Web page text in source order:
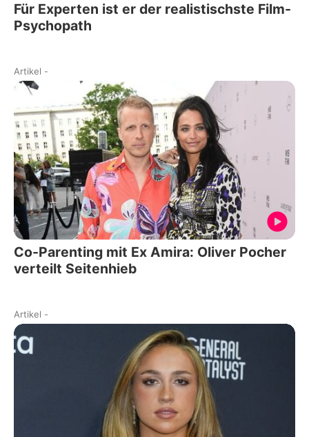
Für Experten ist er der realistischste Film-
Psychopath
Artikel -
Co-Parenting mit Ex Amira: Oliver Pocher
verteilt Seitenhieb
Artikel -